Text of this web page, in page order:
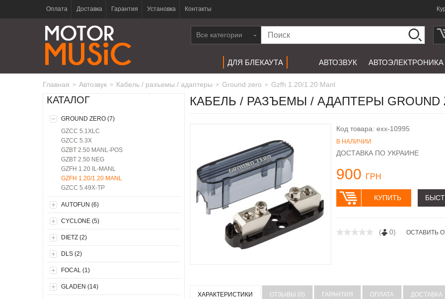
Оплата Доставка Гарантия Установка Контакты
Все категории
ДЛЯ БЛЕКАУТА АВТОЗВУК
Главная > автозвук > кабель / разъемы / адаптеры > ground zero > Gzfh 1.20/1.20 Manl
КАТАЛОГ
GROUND ZERO (7)
GZCC 5.1XLC
GZCC 5.3X
GZBT 2.50 MANL-POS
GZBT 2.50 NEG
GZFH 1.20 IL-MANL
GZFH 1.20/1.20 MANL
GZCC 5.49X-TP
AUTOFUN (6)
CYCLONE (5)
DIETZ (2)
DLS (2)
FOCAL (1)
GLADEN (14)
КАБЕЛЬ / РАЗЪЕМЫ / АДАПТЕРЫ GROUND
Код товара: exx-10995
В НАЛИЧИИ
ДОСТАВКА ПО УКРАИНЕ
900 ГРН
КУПИТЬ
( 0) ОСТАВИТЬ
ХАРАКТЕРИСТИКИ ОТЗЫВЫ (0) ГАРАНТИЯ ОПЛАТА ДОСТАВКА